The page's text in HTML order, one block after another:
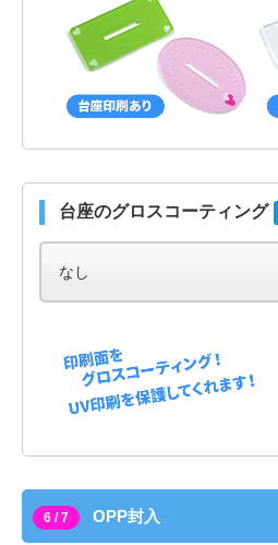
台座のグロスコーティング
6 / 7 OPP封入